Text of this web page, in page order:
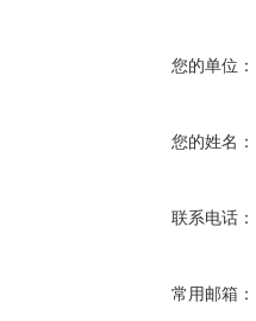
您的单位：
您的姓名：
联系电话：
常用邮箱：